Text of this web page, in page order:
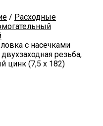
/ Расходные
с насечками
резьба,
цинк (7,5 х 182)